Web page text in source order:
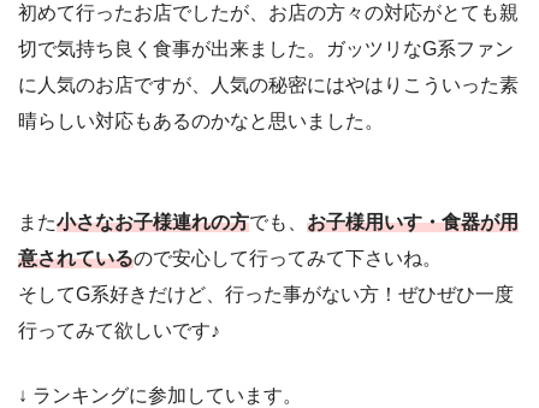
初めて行ったお店でしたが、お店の方々の対応がとても親
切で気持ち良く食事が出来ました。ガッツリなG系ファン
に人気のお店ですが、人気の秘密にはやはりこういった素
晴らしい対応もあるのかなと思いました。
また小さなお子様連れの方でも、 お子様用いす・食器が用
意されているので安心して行ってみて下さいね。
そしてG系好きだけど、行った事がない方！ぜひぜひ一度
行ってみて欲しいです♪
↓ ランキングに参加しています。